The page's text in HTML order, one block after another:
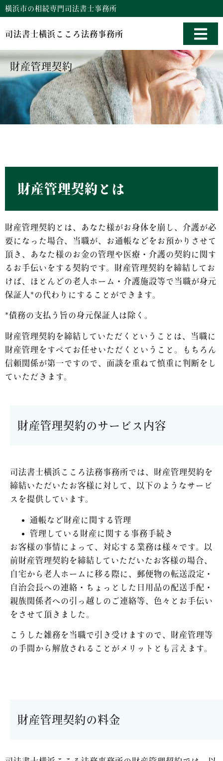
横浜市の相続専門司法書士事務所
司法書士横浜こころ法務事務所
財産管理契約
財産管理契約とは
財産管理契約とは、あなた様がお身体を崩し、介護が必
要になった場合、当職が、お通帳などをお預かりさせて
頂き、あなた様のお金の管理や医療・介護の契約に関す
るお手伝いをする契約です。財産管理契約を締結してお
けば、ほとんどの老人ホーム・介護施設等で当職が身元
保証人*の代わりにすることができます。
*債務の支払う旨の身元保証人は除く。
財産管理契約を締結していただくということは、当職に
財産管理をすべてお任せいただくということ。もちろん
信頼関係が第一ですので、面談を重ねて慎重に判断をし
ていただきます。
財産管理契約のサービス内容
司法書士横浜こころ法務事務所では、財産管理契約を
締結いただいたお客様に対して、以下のようなサービ
スを提供しています。
通帳など財産に関する管理
管理している財産に関する事務手続き
お客様の事情によって、対応する業務は様々です。以
前財産管理契約を締結していただいたお客様の場合、
自宅から老人ホームに移る際に、郵便物の転送設定・
自治会長への連絡・ちょっとした日用品の配送手配・
親族関係者への引っ越しのご連絡等、色々とお手伝い
をさせて頂きました。
こうした雑務を当職で引き受けますので、財産管理等
の手間から解放されることがメリットとも言えます。
財産管理契約の料金